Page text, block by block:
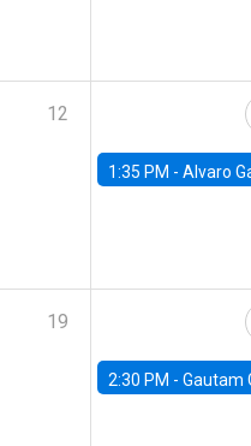
12
1:35 PM - Alvaro Garcia-Marin, Universidad
19
2:30 PM - Gautam Gowrisankaran, Columbia